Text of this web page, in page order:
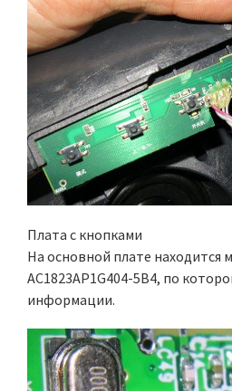
Плата с кнопками
На основной плате находится
AC1823AP1G404-5B4, по
информации.